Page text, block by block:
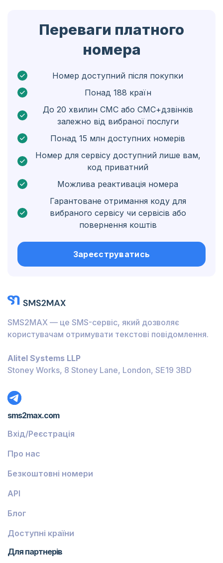
Кюрасао
Кіпр
Болгарія
Угорщина
Болівія
Ґватемала
Куба
Барбадос
Бурунді
Багамські Острови
Беліз
Грузія
Греція
Ісландія
Гвінея-Бісау
Ґваделупа
Французька Ґвіана
Переваги платного
номера
Номер доступний після покупки
Понад 188 країн
До 20 хвилин СМС або СМС+дзвінків
залежно від вибраної послуги
Понад 15 млн доступних номерів
Номер для сервісу доступний лише вам,
код приватний
Можлива реактивація номера
Гарантоване отримання коду для
вибраного сервісу чи сервісів або
повернення коштів
Зареєструватись
SMS2MAX — це SMS-сервіс, який дозволяє
користувачам отримувати текстові повідомлення.
Alitel Systems LLP
Stoney Works, 8 Stoney Lane, London, SE19 3BD
sms2max.com
Вхід/Реєстрація
Про нас
Безкоштовні номери
API
Блог
Доступні країни
Для партнерів